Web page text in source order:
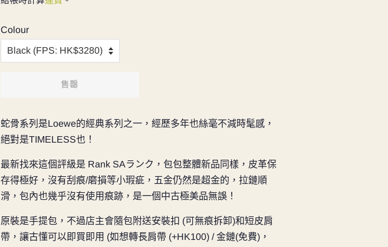
Colour
售罄
蛇骨系列是Loewe的經典系列之一，經歷多年也絲毫不減時髦感，
絕對是TIMELESS也！
最新找來這個評級是 Rank SAランク，包包整體新品同樣，皮革保
存得極好，沒有刮痕/磨損等小瑕疵，五金仍然是超金的，拉鏈順
滑，包內也幾乎沒有使用痕跡，是一個中古極美品無誤！
原裝是手提包，不過店主會隨包附送安裝扣 (可無痕拆卸)和短皮肩
帶，讓古懂可以即買即用 (如想轉長肩帶 (+HK100) / 金鏈(免費)，